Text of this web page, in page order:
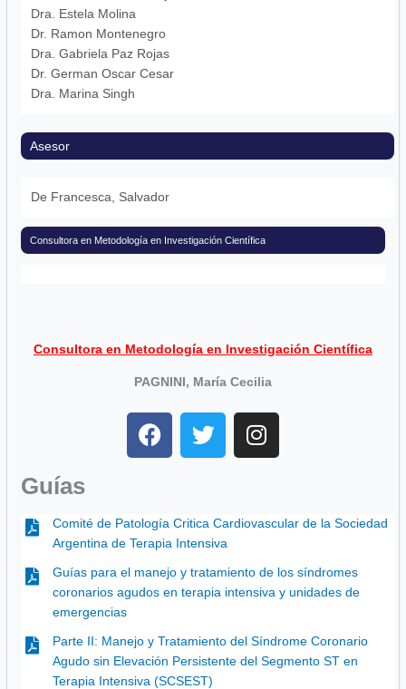
Dra. Estela Molina
Dr. Ramon Montenegro
Dra. Gabriela Paz Rojas
Dr. German Oscar Cesar
Dra. Marina Singh
Asesor
De Francesca, Salvador
Consultora en Metodología en Investigación Científica
Consultora en Metodología en Investigación Científica
PAGNINI, María Cecilia
F
a
b
o
o
k
T
w
e
I
n
g
a
m
Guías
Comité de Patología Critica Cardiovascular de la Sociedad
Argentina de Terapia Intensiva
Guías para el manejo y tratamiento de los síndromes
coronarios agudos en terapia intensiva y unidades de
emergencias
Parte II: Manejo y Tratamiento del Síndrome Coronario
Agudo sin Elevación Persistente del Segmento ST en
Terapia Intensiva (SCSEST)